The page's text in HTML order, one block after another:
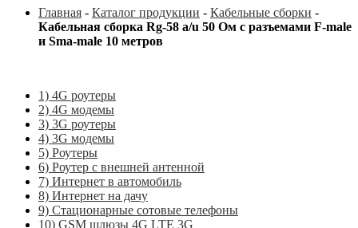
Главная - Каталог продукции - Кабельные сборки -
Кабельная сборка Rg-58 a/u 50 Ом с разъемами F-male
и Sma-male 10 метров
1) 4G роутеры
2) 4G модемы
3) 3G роутеры
4) 3G модемы
5) Роутеры
6) Роутер с внешней антенной
7) Интернет в автомобиль
8) Интернет на дачу
9) Стационарные сотовые телефоны
10) GSM шлюзы 4G LTE 3G